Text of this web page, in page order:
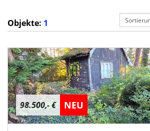
Objekte: 1
98.500,- € NEU